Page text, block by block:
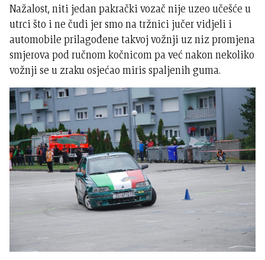
Nažalost, niti jedan pakrački vozač nije uzeo učešće u
utrci što i ne čudi jer smo na tržnici jučer vidjeli i
automobile prilagođene takvoj vožnji uz niz promjena
smjerova pod ručnom kočnicom pa već nakon nekoliko
vožnji se u zraku osjećao miris spaljenih guma.